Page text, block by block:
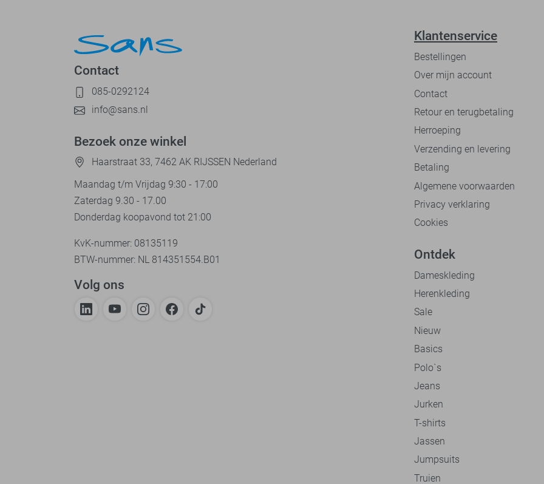
Contact
085-0292124
info@sans.nl
Bezoek onze winkel
Haarstraat 33, 7462 AK RIJSSEN Nederland
Maandag t/m Vrijdag 9:30 - 17:00
Zaterdag 9.30 - 17.00
Donderdag koopavond tot 21:00
KvK-nummer: 08135119
BTW-nummer: NL 814351554.B01
Volg ons
Klantenservice
Bestellingen
Over mijn account
Contact
Retour en terugbetaling
Herroeping
Verzending en levering
Betaling
Algemene voorwaarden
Privacy verklaring
Cookies
Ontdek
Dameskleding
Herenkleding
Sale
Nieuw
Basics
Polo`s
Jeans
Jurken
T-shirts
Jassen
Jumpsuits
Truien